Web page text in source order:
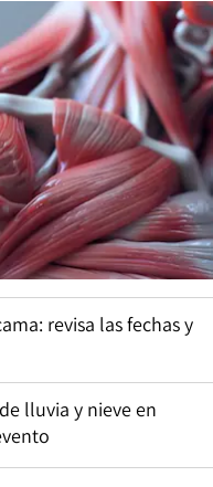
revisa las fechas y
lluvia y nieve en